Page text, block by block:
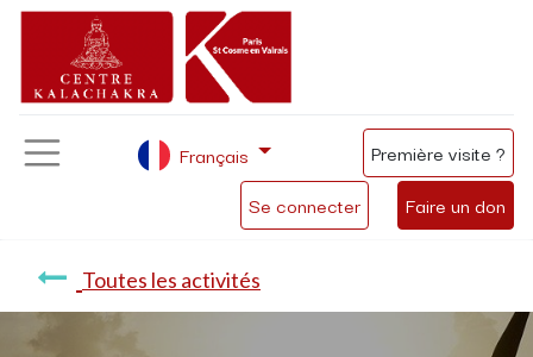
Se connecter Faire un don
Français Première visite ?
Toutes les activités